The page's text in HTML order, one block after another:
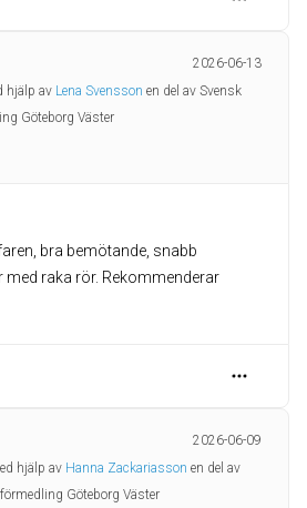
2026-06-13
hjälp av Lena Svensson en del av Svensk
Göteborg Väster
bra bemötande, snabb
med raka rör. Rekommenderar
2026-06-09
hjälp av Hanna Zackariasson en del av
Göteborg Väster